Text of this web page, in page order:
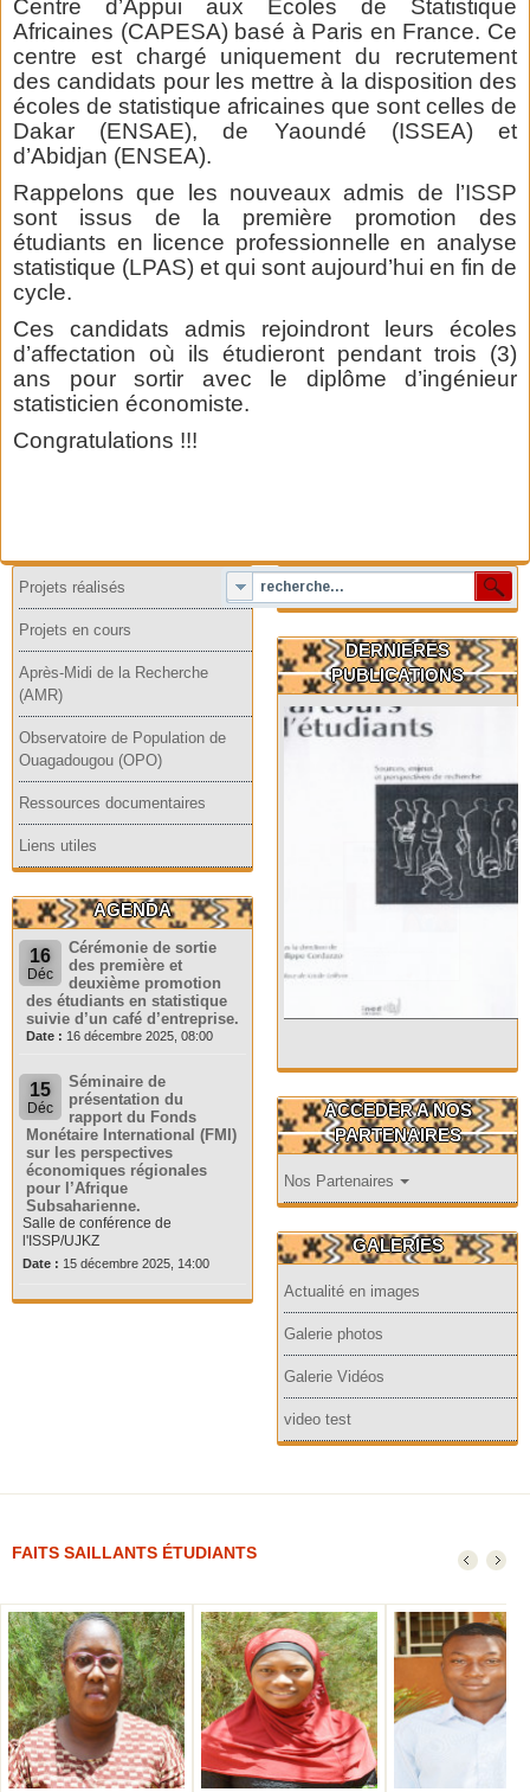
Centre d’Appui aux Ecoles de Statistique
Africaines (CAPESA) basé à Paris en France. Ce
centre est chargé uniquement du recrutement
des candidats pour les mettre à la disposition des
écoles de statistique africaines que sont celles de
Dakar (ENSAE), de Yaoundé (ISSEA) et
d’Abidjan (ENSEA).
Rappelons que les nouveaux admis de l’ISSP
sont issus de la première promotion des
étudiants en licence professionnelle en analyse
statistique (LPAS) et qui sont aujourd’hui en fin de
cycle.
Ces candidats admis rejoindront leurs écoles
d’affectation où ils étudieront pendant trois (3)
ans pour sortir avec le diplôme d’ingénieur
statisticien économiste.
Congratulations !!!
Projets réalisés
Projets en cours
Après-Midi de la Recherche
(AMR)
Observatoire de Population de
Ouagadougou (OPO)
Ressources documentaires
Liens utiles
AGENDA
16
Déc
Cérémonie de sortie
des première et
deuxième promotion
des étudiants en statistique
suivie d’un café d’entreprise.
Date : 16 décembre 2025, 08:00
15
Déc
Séminaire de
présentation du
rapport du Fonds
Monétaire International (FMI)
sur les perspectives
économiques régionales
pour l’Afrique
Subsaharienne.
Salle de conférence de
l'ISSP/UJKZ
Date : 15 décembre 2025, 14:00
DERNIERES
PUBLICATIONS
ACCEDER A NOS
PARTENAIRES
Nos Partenaires
GALERIES
Actualité en images
Galerie photos
Galerie Vidéos
video test
FAITS SAILLANTS ÉTUDIANTS